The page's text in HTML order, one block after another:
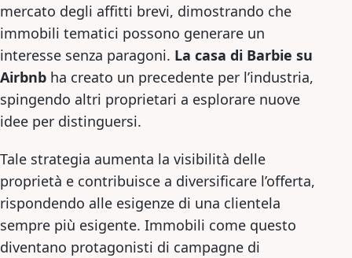
mercato degli affitti brevi, dimostrando che
immobili tematici possono generare un
interesse senza paragoni. La casa di Barbie su
Airbnb ha creato un precedente per l’industria,
spingendo altri proprietari a esplorare nuove
idee per distinguersi.
Tale strategia aumenta la visibilità delle
proprietà e contribuisce a diversificare l’offerta,
rispondendo alle esigenze di una clientela
sempre più esigente. Immobili come questo
diventano protagonisti di campagne di